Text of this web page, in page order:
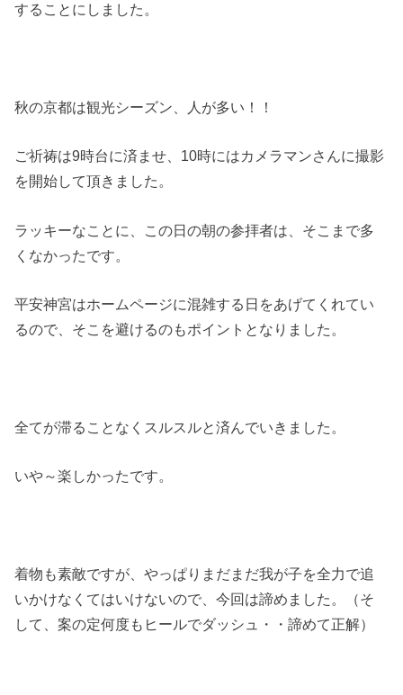
することにしました。
秋の京都は観光シーズン、人が多い！！
ご祈祷は9時台に済ませ、10時にはカメラマンさんに撮影
を開始して頂きました。
ラッキーなことに、この日の朝の参拝者は、そこまで多
くなかったです。
平安神宮はホームページに混雑する日をあげてくれてい
るので、そこを避けるのもポイントとなりました。
全てが滞ることなくスルスルと済んでいきました。
いや～楽しかったです。
着物も素敵ですが、やっぱりまだまだ我が子を全力で追
いかけなくてはいけないので、今回は諦めました。（そ
して、案の定何度もヒールでダッシュ・・諦めて正解）